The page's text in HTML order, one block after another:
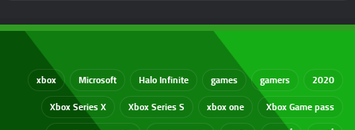
2020
gamers
games
Halo Infinite
Microsoft
xbox
Xbox Game pass
xbox one
Xbox Series S
Xbox Series X